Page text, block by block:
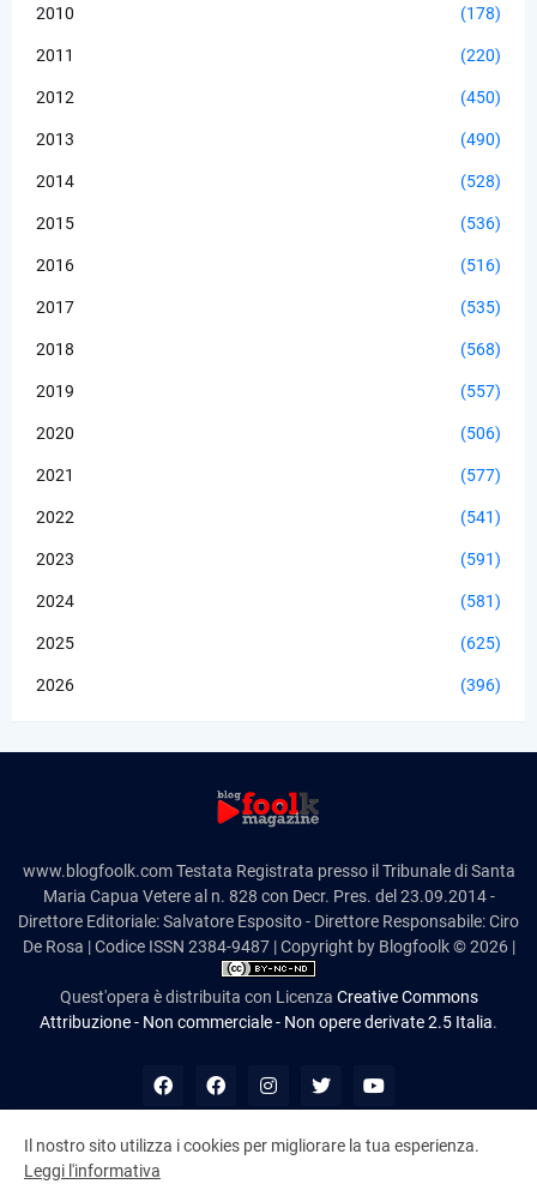
2010 (178)
2011 (220)
2012 (450)
2013 (490)
2014 (528)
2015 (536)
2016 (516)
2017 (535)
2018 (568)
2019 (557)
2020 (506)
2021 (577)
2022 (541)
2023 (591)
2024 (581)
2025 (625)
2026 (396)
www.blogfoolk.com Testata Registrata presso il Tribunale di Santa
Maria Capua Vetere al n. 828 con Decr. Pres. del 23.09.2014 -
Direttore Editoriale: Salvatore Esposito - Direttore Responsabile: Ciro
De Rosa | Codice ISSN 2384-9487 | Copyright by Blogfoolk © 2026 |
Quest'opera è distribuita con Licenza Creative Commons
Attribuzione - Non commerciale - Non opere derivate 2.5 Italia.
10,977,695
Il nostro sito utilizza i cookies per migliorare la tua esperienza.
Leggi l'informativa